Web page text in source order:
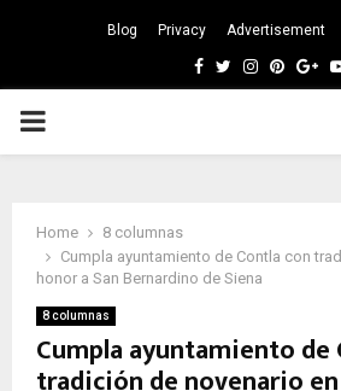
Blog Privacy Advertisement
Facebook
TwitterInstagram
PRIMARY
Home
8 columnas
Cumpla ayuntamiento de Contla con
honor a San Bernardino de Siena
8 columnas
Cumpla ayuntamiento de
tradición de novenario